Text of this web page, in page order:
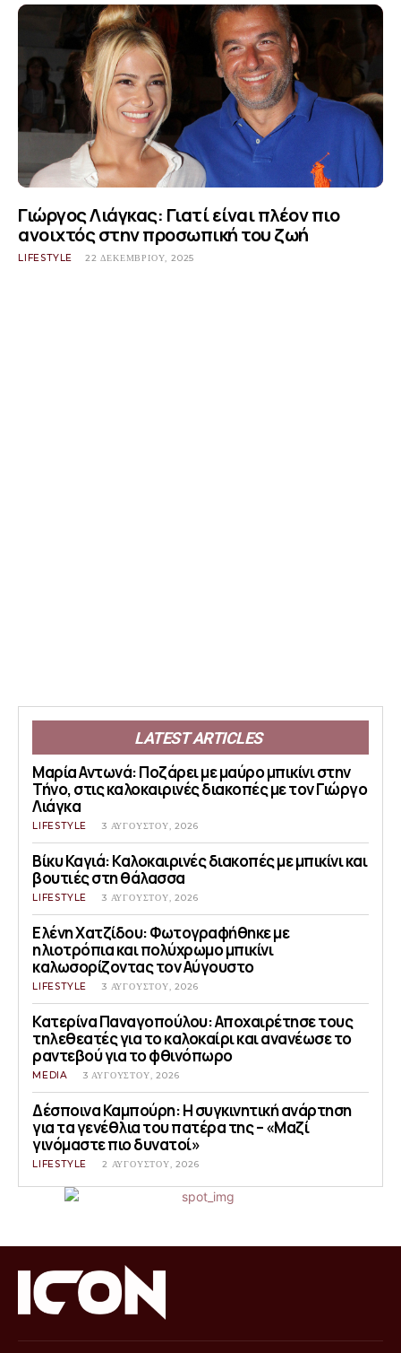
Γιώργος Λιάγκας: Γιατί είναι πλέον πιο
ανοιχτός στην προσωπική του ζωή
LIFESTYLE 22 ΔΕΚΕΜΒΡΊΟΥ, 2025
LATEST ARTICLES
Μαρία Αντωνά: Ποζάρει με μαύρο μπικίνι στην
Τήνο, στις καλοκαιρινές διακοπές με τον Γιώργο
Λιάγκα
LIFESTYLE 3 ΑΥΓΟΎΣΤΟΥ, 2026
Βίκυ Καγιά: Καλοκαιρινές διακοπές με μπικίνι και
βουτιές στη θάλασσα
LIFESTYLE 3 ΑΥΓΟΎΣΤΟΥ, 2026
Ελένη Χατζίδου: Φωτογραφήθηκε με
ηλιοτρόπια και πολύχρωμο μπικίνι
καλωσορίζοντας τον Αύγουστο
LIFESTYLE 3 ΑΥΓΟΎΣΤΟΥ, 2026
Κατερίνα Παναγοπούλου: Αποχαιρέτησε τους
τηλεθεατές για το καλοκαίρι και ανανέωσε το
ραντεβού για το φθινόπωρο
MEDIA 3 ΑΥΓΟΎΣΤΟΥ, 2026
Δέσποινα Καμπούρη: Η συγκινητική ανάρτηση
για τα γενέθλια του πατέρα της – «Μαζί
γινόμαστε πιο δυνατοί»
LIFESTYLE 2 ΑΥΓΟΎΣΤΟΥ, 2026